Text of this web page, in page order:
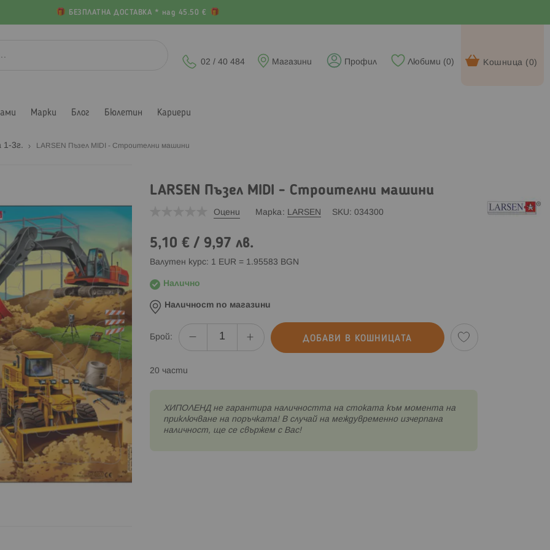
БЕЗПЛАТНА ДОСТАВКА * над 45.50 €
Кошница (0)
Любими (0)
Профил
Магазини
02 / 40 484
Марки Блог Бюлетин Кариери
1-3г. LARSEN Пъзел MIDI - Строителни машини
LARSEN Пъзел MIDI - Строителни машини
Оцени Марка LARSEN SKU 034300
5,10 €/ 9,97 лв.
Валутен курс: 1 EUR = 1.95583 BGN
Налично
Наличност по магазини
Брой: ДОБАВИ В КОШНИЦАТА
20 части
XИПОЛЕНД не гарантира наличността на стоката към момента на
приключване на поръчката! В случай на междувременно изчерпана
наличност, ще се свържем с Вас!